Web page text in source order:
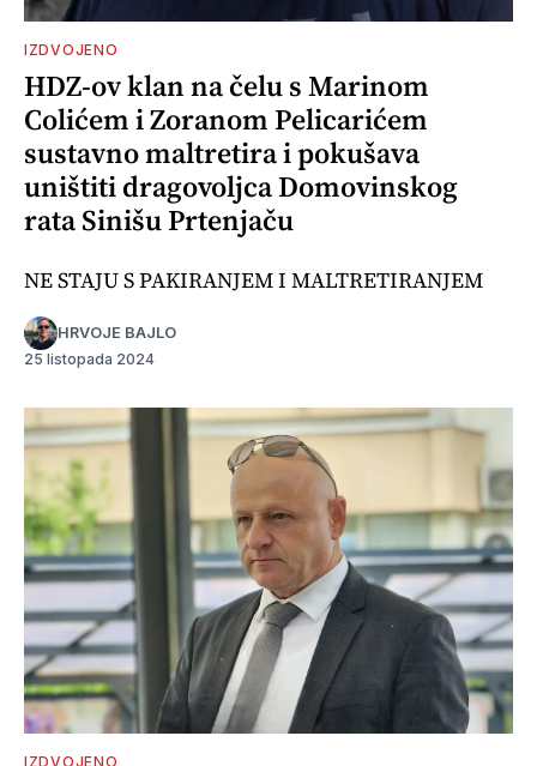
IZDVOJENO
HDZ-ov klan na čelu s Marinom
Colićem i Zoranom Pelicarićem
sustavno maltretira i pokušava
uništiti dragovoljca Domovinskog
rata Sinišu Prtenjaču
NE STAJU S PAKIRANJEM I MALTRETIRANJEM
HRVOJE BAJLO
25 listopada 2024
IZDVOJENO